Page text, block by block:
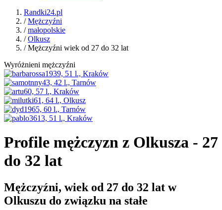
Randki24.pl
/Mężczyźni
/małopolskie
/Olkusz
/ Mężczyźni wiek od 27 do 32 lat
Wyróżnieni mężczyźni
Profile mężczyzn z Olkusza - 27
do 32 lat
Mężczyźni, wiek od 27 do 32 lat w
Olkuszu do związku na stałe